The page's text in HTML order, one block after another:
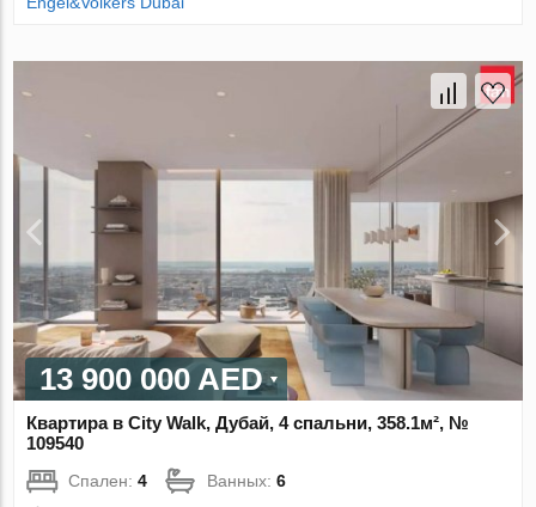
13 900 000 AED
Квартира в City Walk, Дубай, 4 спальни, 358.1м², №
109540
Спален:4 Ванных:6